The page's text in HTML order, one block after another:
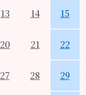
13 14 15
20 21 22
27 28 29